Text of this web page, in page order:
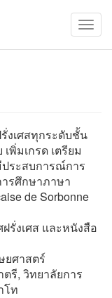
งเศสทุกระดับชั้น
พิ่มเกรด เตรียม
ระสบการณ์การ
รศึกษาภาษา
de Sorbonne
รั่งเศส และหนังสือ
ศาสตร์
รี, วิทยาลัยการ
โท